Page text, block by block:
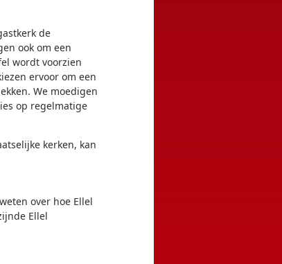
de
ook om een
wordt voorzien
ervoor om een
We moedigen
op regelmatige
kerken, kan
over hoe Ellel
Ellel